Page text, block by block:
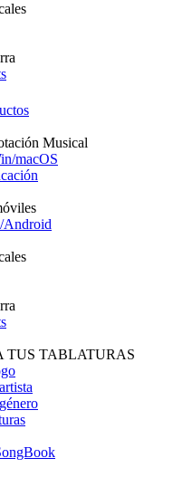
Musical
macOS
Android
TUS TABLATURAS